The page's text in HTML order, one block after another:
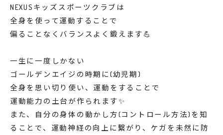
NEXUSキッズスポーツクラブは
全身を使って運動することで
偏ることなくバランスよく鍛えます💪
一生に一度しかない
ゴールデンエイジの時期に(幼児期)
全身を思い切り使い、運動をすることで
運動能力の土台が作られます✨
また、自分の身体の動かし方(コントロール方法)を知
ることで、運動神経の向上に繋がり、ケガを未然に防